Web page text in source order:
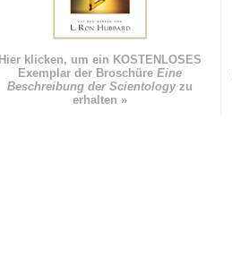
Hier klicken, um ein KOSTENLOSES
Exemplar der Broschüre Eine
Beschreibung der Scientologyzu
erhalten »